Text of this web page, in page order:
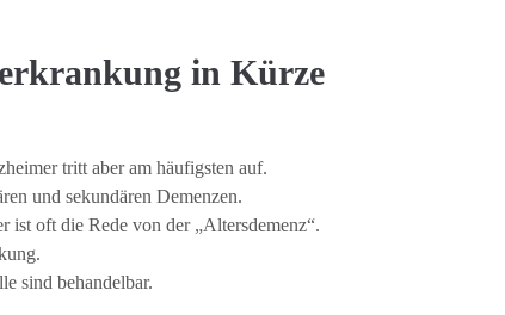
in Kürze
tritt aber am häufigsten auf.
und sekundären Demenzen.
ist oft die Rede von der „Altersdemenz“.
sind behandelbar.